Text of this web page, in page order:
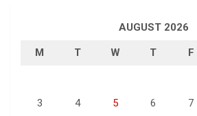
AUGUST 2026
M T W T F
3 4 5 6 7